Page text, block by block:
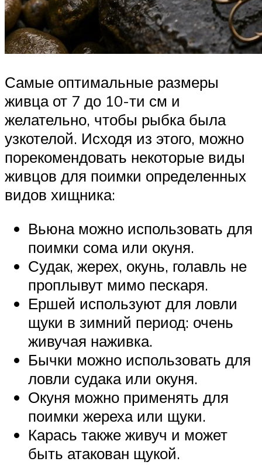
Самые оптимальные размеры
живца от 7 до 10-ти см и
желательно, чтобы рыбка была
узкотелой. Исходя из этого, можно
порекомендовать некоторые виды
живцов для поимки определенных
видов хищника:
Вьюна можно использовать для
поимки сома или окуня.
Судак, жерех, окунь, голавль не
проплывут мимо пескаря.
Ершей используют для ловли
щуки в зимний период: очень
живучая наживка.
Бычки можно использовать для
ловли судака или окуня.
Окуня можно применять для
поимки жереха или щуки.
Карась также живуч и может
быть атакован щукой.